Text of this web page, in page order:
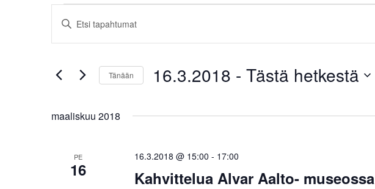
Tapahtumat
Tapahtumat
Etsi
aja
Näkymät
navigointi
Syötä
hakusana.
Tänään 16.3.2018 - Tästä hetkestä
maaliskuu 2018
PE
16 Kahvittelua Alvar Aalto- museossa
16.3.2018 @ 15:00 - 17:00